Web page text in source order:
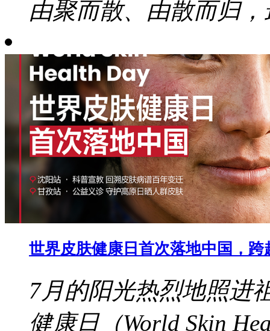
由聚而散、由散而归
世界皮肤健康日首次落地中国，
7月的阳光热烈地照进
健康日（World Skin